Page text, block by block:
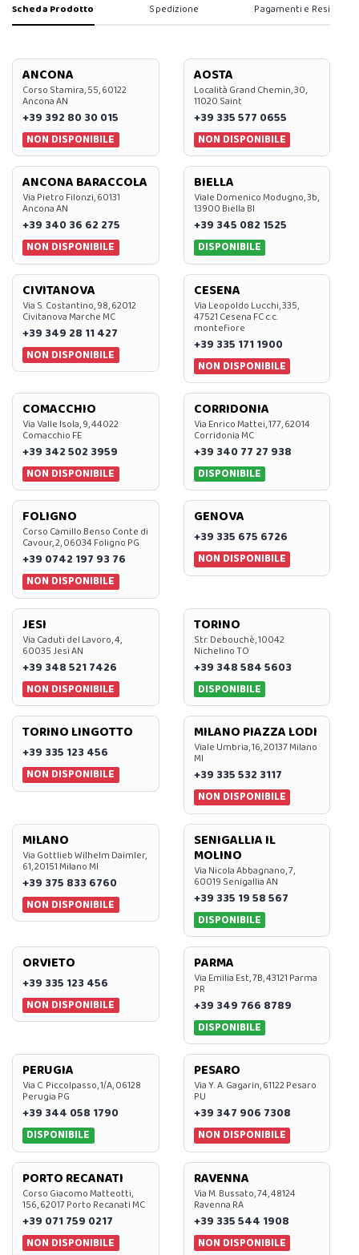
Scheda Prodotto Spedizione Pagamenti e Resi
ANCONA
Corso Stamira, 55, 60122
Ancona AN
+39 392 80 30 015
NON DISPONIBILE
AOSTA
Località Grand Chemin, 30,
11020 Saint
+39 335 577 0655
NON DISPONIBILE
ANCONA BARACCOLA
Via Pietro Filonzi, 60131
Ancona AN
+39 340 36 62 275
NON DISPONIBILE
BIELLA
Viale Domenico Modugno, 3b,
13900 Biella BI
+39 345 082 1525
DISPONIBILE
CIVITANOVA
Via S. Costantino, 98, 62012
Civitanova Marche MC
+39 349 28 11 427
NON DISPONIBILE
CESENA
Via Leopoldo Lucchi, 335,
47521 Cesena FC c.c.
montefiore
+39 335 171 1900
NON DISPONIBILE
COMACCHIO
Via Valle Isola, 9, 44022
Comacchio FE
+39 342 502 3959
NON DISPONIBILE
CORRIDONIA
Via Enrico Mattei, 177, 62014
Corridonia MC
+39 340 77 27 938
DISPONIBILE
FOLIGNO
Corso Camillo Benso Conte di
Cavour, 2, 06034 Foligno PG
+39 0742 197 93 76
NON DISPONIBILE
GENOVA
+39 335 675 6726
NON DISPONIBILE
JESI
Via Caduti del Lavoro, 4,
60035 Jesi AN
+39 348 521 7426
NON DISPONIBILE
TORINO
Str. Debouchè, 10042
Nichelino TO
+39 348 584 5603
DISPONIBILE
TORINO LINGOTTO
+39 335 123 456
NON DISPONIBILE
MILANO PIAZZA LODI
Viale Umbria, 16, 20137 Milano
MI
+39 335 532 3117
NON DISPONIBILE
MILANO
Via Gottlieb Wilhelm Daimler,
61, 20151 Milano MI
+39 375 833 6760
NON DISPONIBILE
SENIGALLIA IL
MOLINO
Via Nicola Abbagnano, 7,
60019 Senigallia AN
+39 335 19 58 567
DISPONIBILE
ORVIETO
+39 335 123 456
NON DISPONIBILE
PARMA
Via Emilia Est, 7B, 43121 Parma
PR
+39 349 766 8789
DISPONIBILE
PERUGIA
Via C. Piccolpasso, 1/A, 06128
Perugia PG
+39 344 058 1790
DISPONIBILE
PESARO
Via Y. A. Gagarin, 61122 Pesaro
PU
+39 347 906 7308
NON DISPONIBILE
PORTO RECANATI
Corso Giacomo Matteotti,
156, 62017 Porto Recanati MC
+39 071 759 0217
NON DISPONIBILE
RAVENNA
Via M. Bussato, 74, 48124
Ravenna RA
+39 335 544 1908
NON DISPONIBILE